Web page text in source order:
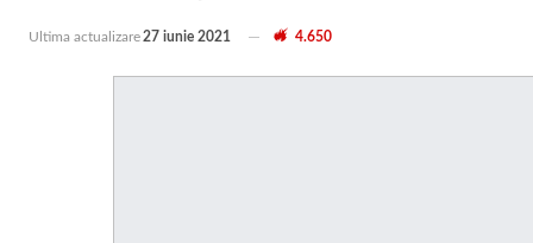
Ultima actualizare27 iunie 2021 4.650